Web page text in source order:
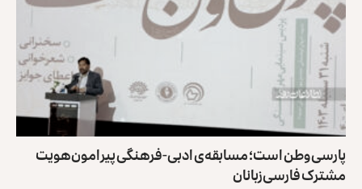
پارسی وطن است؛ مسابقه‌ی ادبی-فرهنگی پیرامون هویت
مشترک فارسی‌زبانان